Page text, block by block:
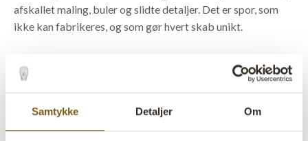
Samtykke Detaljer Om
afskallet maling, buler og slidte detaljer. Det er spor, som
ikke kan fabrikeres, og som gør hvert skab unikt.
har originale numre på lågerne. Andre har ventilationshuller,
gamle beslag eller patina, som er opstået gennem mange års
brug.